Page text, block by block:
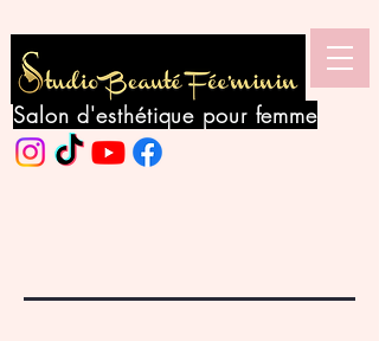
Salon d'esthétique pour femme